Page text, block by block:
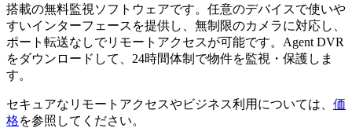
搭載の無料監視ソフトウェアです。任意のデバイスで使いや
すいインターフェースを提供し、無制限のカメラに対応し、
ポート転送なしでリモートアクセスが可能です。Agent DVR
をダウンロードして、24時間体制で物件を監視・保護しま
す。
セキュアなリモートアクセスやビジネス利用については、 価
格を参照してください。